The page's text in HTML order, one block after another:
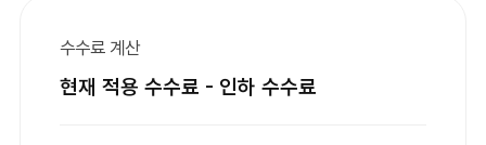
수수료 계산
현재 적용 수수료 - 인하 수수료